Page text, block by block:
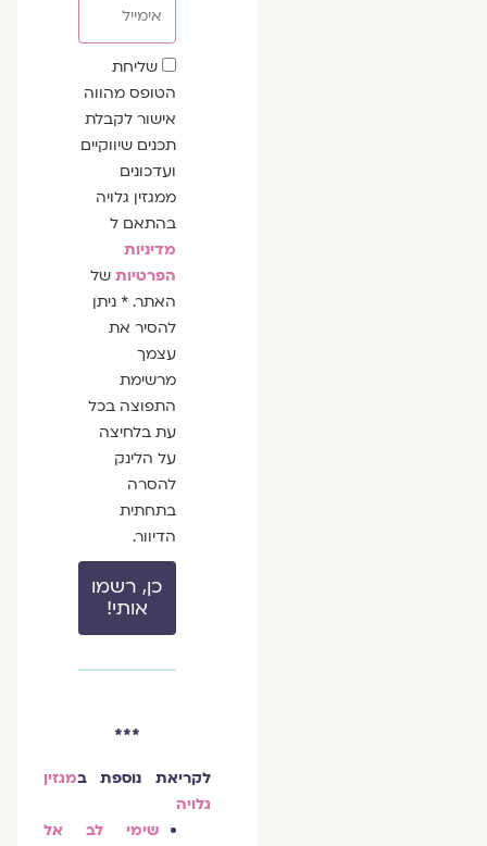
שדה
הסכמה
שליחת
הטופס מהווה
אישור לקבלת
תכנים שיווקיים
ועדכונים
ממגזין גלויה
בהתאם ל
מדיניות
הפרטיותשל
האתר. * ניתן
להסיר את
עצמך
מרשימת
התפוצה בכל
עת בלחיצה
על הלינק
להסרה
בתחתית
הדיוור.
כן, רשמו
אותי!
***
לקריאת נוספת
מגזין
גלויה
שימי לב אל